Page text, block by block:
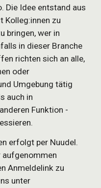
Die Idee entstand aus
Kolleg:innen zu
bringen, wer in
in dieser Branche
richten sich an alle,
oder
Umgebung tätig
auch in
Funktion -
erfolgt per Nuudel.
aufgenommen
Anmeldelink zu
unter